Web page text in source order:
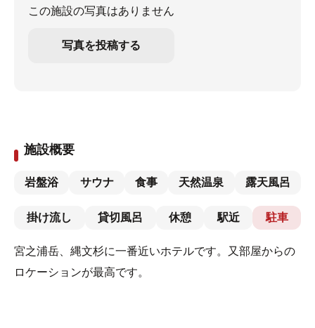
この施設の写真はありません
写真を投稿する
施設概要
岩盤浴 サウナ 食事 天然温泉 露天風呂
掛け流し 貸切風呂 休憩 駅近 駐車
宮之浦岳、縄文杉に一番近いホテルです。又部屋からの
ロケーションが最高です。